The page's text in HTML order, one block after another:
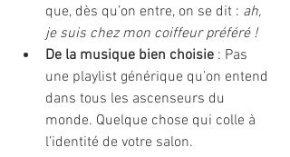
que, dès qu’on entre, on se dit : ah,
je suis chez mon coiffeur préféré !
De la musique bien choisie : Pas
une playlist générique qu’on entend
dans tous les ascenseurs du
monde. Quelque chose qui colle à
l’identité de votre salon.